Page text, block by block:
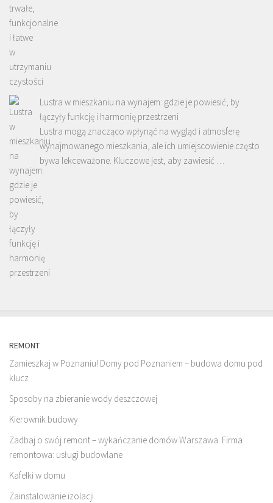
Lustra w mieszkaniu na wynajem: gdzie je powiesić, by
łączyły funkcję i harmonię przestrzeni
Lustra mogą znacząco wpłynąć na wygląd i atmosferę
wynajmowanego mieszkania, ale ich umiejscowienie często
bywa lekceważone. Kluczowe jest, aby zawiesić …
REMONT
Zamieszkaj w Poznaniu! Domy pod Poznaniem – budowa domu pod
klucz
Sposoby na zbieranie wody deszczowej
Kierownik budowy
Zadbaj o swój remont – wykańczanie domów Warszawa. Firma
remontowa: usługi budowlane
Kafelki w domu
Zainstalowanie izolacji